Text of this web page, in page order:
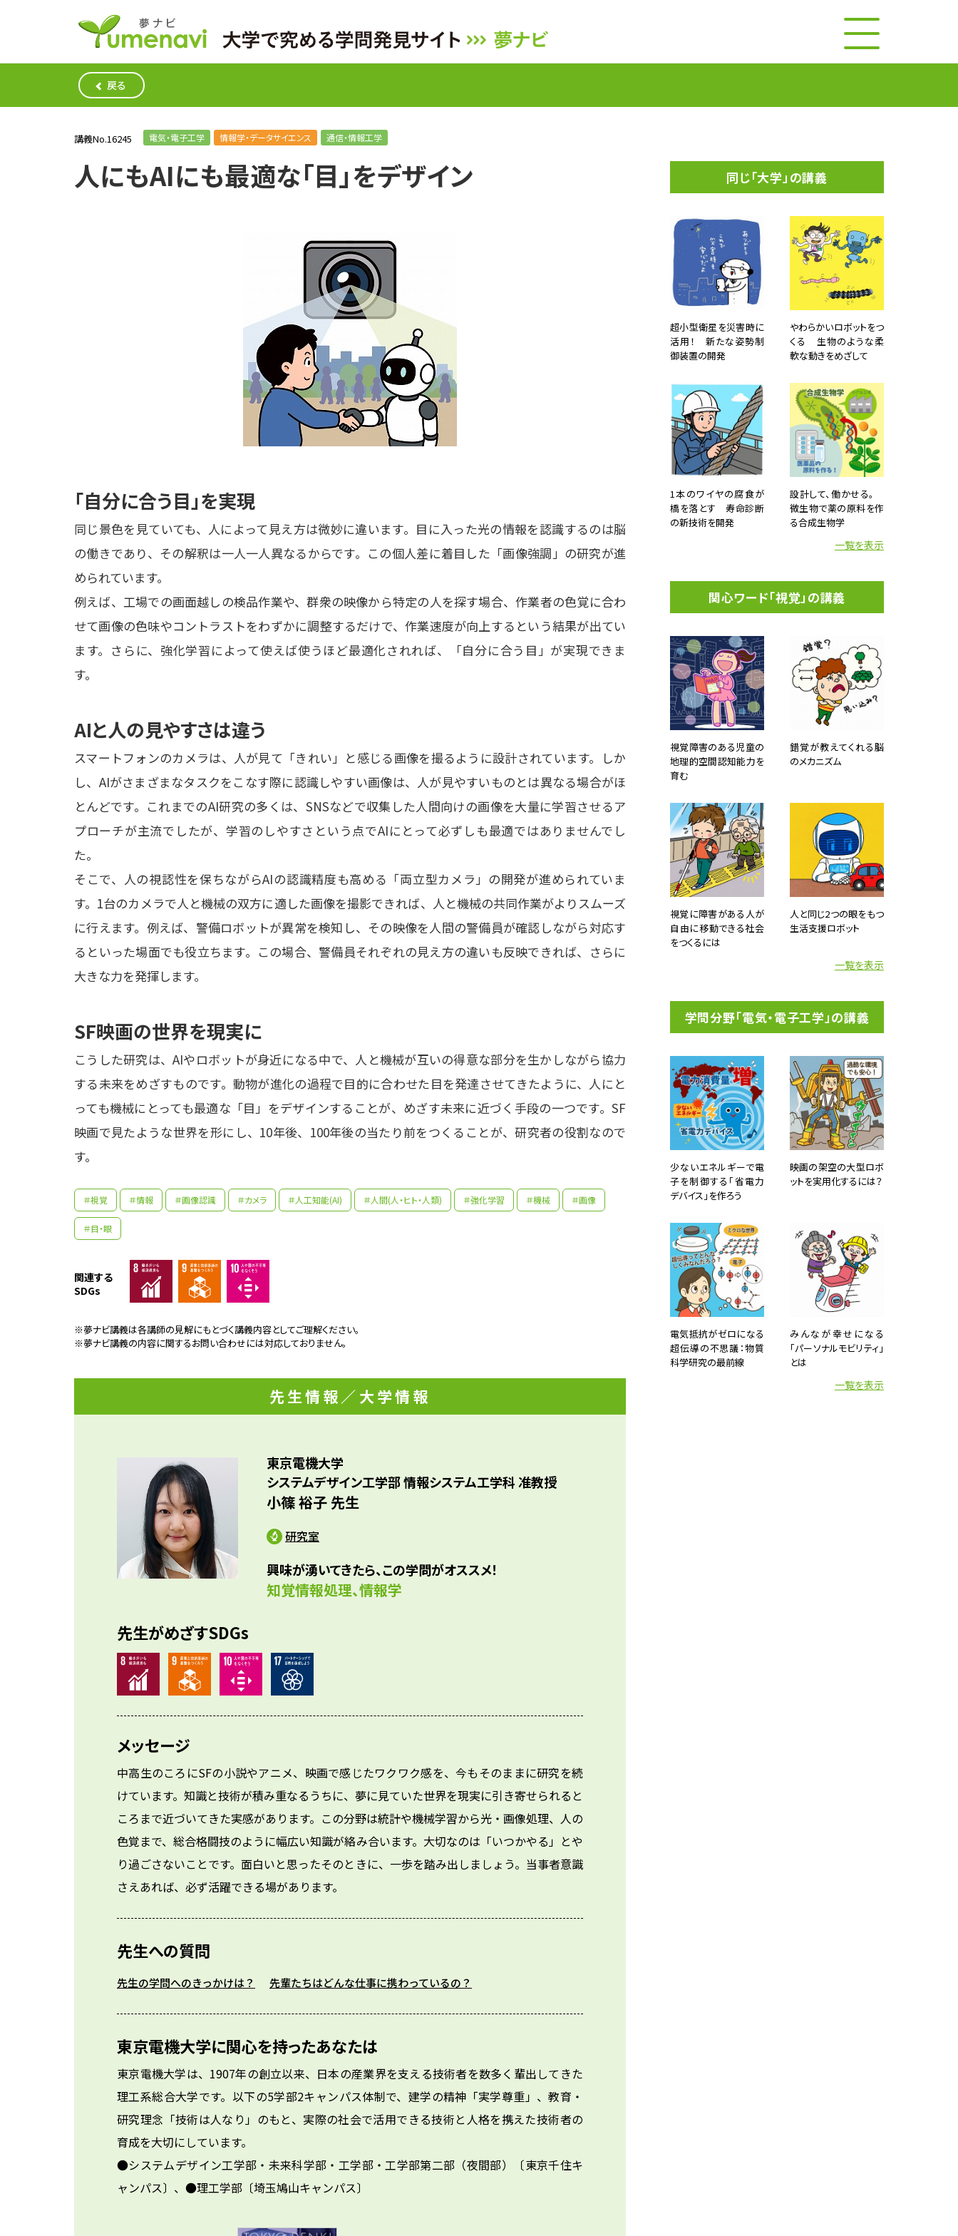
戻る
講義No.16245 電気・電子工学 情報学・データサイエンス 通信・情報工学
人にもAIにも最適な「目」をデザイン
「自分に合う目」を実現
同じ景色を見ていても、人によって見え方は微妙に違います。目に入った光の情報を認識するのは脳
の働きであり、その解釈は一人一人異なるからです。この個人差に着目した「画像強調」の研究が進
められています。
例えば、工場での画面越しの検品作業や、群衆の映像から特定の人を探す場合、作業者の色覚に合わ
せて画像の色味やコントラストをわずかに調整するだけで、作業速度が向上するという結果が出てい
ます。さらに、強化学習によって使えば使うほど最適化されれば、「自分に合う目」が実現できま
す。
AIと人の見やすさは違う
スマートフォンのカメラは、人が見て「きれい」と感じる画像を撮るように設計されています。しか
し、AIがさまざまなタスクをこなす際に認識しやすい画像は、人が見やすいものとは異なる場合がほ
とんどです。これまでのAI研究の多くは、SNSなどで収集した人間向けの画像を大量に学習させるア
プローチが主流でしたが、学習のしやすさという点でAIにとって必ずしも最適ではありませんでし
た。
そこで、人の視認性を保ちながらAIの認識精度も高める「両立型カメラ」の開発が進められていま
す。1台のカメラで人と機械の双方に適した画像を撮影できれば、人と機械の共同作業がよりスムーズ
に行えます。例えば、警備ロボットが異常を検知し、その映像を人間の警備員が確認しながら対応す
るといった場面でも役立ちます。この場合、警備員それぞれの見え方の違いも反映できれば、さらに
大きな力を発揮します。
SF映画の世界を現実に
こうした研究は、AIやロボットが身近になる中で、人と機械が互いの得意な部分を生かしながら協力
する未来をめざすものです。動物が進化の過程で目的に合わせた目を発達させてきたように、人にと
っても機械にとっても最適な「目」をデザインすることが、めざす未来に近づく手段の一つです。SF
映画で見たような世界を形にし、10年後、100年後の当たり前をつくることが、研究者の役割なので
す。
＃視覚 ＃情報 ＃画像認識 ＃カメラ ＃人工知能(AI) ＃人間(人・ヒト・人類) ＃強化学習 ＃機械 ＃画像
＃目・眼
関連する
SDGs
※夢ナビ講義は各講師の見解にもとづく講義内容としてご理解ください。
※夢ナビ講義の内容に関するお問い合わせには対応しておりません。
先生情報 ／大学情報
東京電機大学
システムデザイン工学部 情報システム工学科 准教授
小篠 裕子 先生
研究室
興味が湧いてきたら、この学問がオススメ！
知覚情報処理、情報学
先生がめざすSDGs
メッセージ
中高生のころにSFの小説やアニメ、映画で感じたワクワク感を、今もそのままに研究を続
けています。知識と技術が積み重なるうちに、夢に見ていた世界を現実に引き寄せられると
ころまで近づいてきた実感があります。この分野は統計や機械学習から光・画像処理、人の
色覚まで、総合格闘技のように幅広い知識が絡み合います。大切なのは「いつかやる」とや
り過ごさないことです。面白いと思ったそのときに、一歩を踏み出しましょう。当事者意識
さえあれば、必ず活躍できる場があります。
先生への質問
先生の学問へのきっかけは？ 先輩たちはどんな仕事に携わっているの？
RGBカメラと同じであるはずがありません。人と機械が世界を正しくと
らえるための、新たな視覚システムはどうあるべきかという既存の研究
東京電機大学に関心を持ったあなたは
東京電機大学は、1907年の創立以来、日本の産業界を支える技術者を数多く輩出してきた
理工系総合大学です。以下の5学部2キャンパス体制で、建学の精神「実学尊重」、教育・
研究理念「技術は人なり」のもと、実際の社会で活用できる技術と人格を携えた技術者の
育成を大切にしています。
●システムデザイン工学部・未来科学部・工学部・工学部第二部（夜間部）〔東京千住キ
ャンパス〕、●理工学部〔埼玉鳩山キャンパス〕
同じ「大学」の講義
超小型衛星を災害時に
活用！ 新たな姿勢制
御装置の開発
やわらかいロボットをつ
くる 生物のような柔
軟な動きをめざして
1本のワイヤの腐食が
橋を落とす 寿命診断
の新技術を開発
設計して、働かせる。
微生物で薬の原料を作
る合成生物学
一覧を表示
関心ワード「視覚」の講義
視覚障害のある児童の
地理的空間認知能力を
育む
錯覚が教えてくれる脳
のメカニズム
視覚に障害がある人が
自由に移動できる社会
をつくるには
人と同じ2つの眼をもつ
生活支援ロボット
一覧を表示
学問分野「電気・電子工学」の講義
少ないエネルギーで電
子を制御する「省電力
デバイス」を作ろう
映画の架空の大型ロボ
ットを実用化するには？
電気抵抗がゼロになる
超伝導の不思議：物質
科学研究の最前線
みんなが幸せになる
「パーソナルモビリティ」
とは
一覧を表示